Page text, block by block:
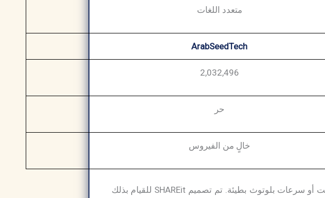
متعدد اللغات
ArabSeedTech
2,032,496
حر
خالٍ من الفيروس
تخيل نقل الملفات الكبيرة في ثوانٍ دون الحاجة إلى كابلات أو إنترنت أو سرعات بلوتوث بطيئة. تم تصميم SHAREit للقيام بذلك